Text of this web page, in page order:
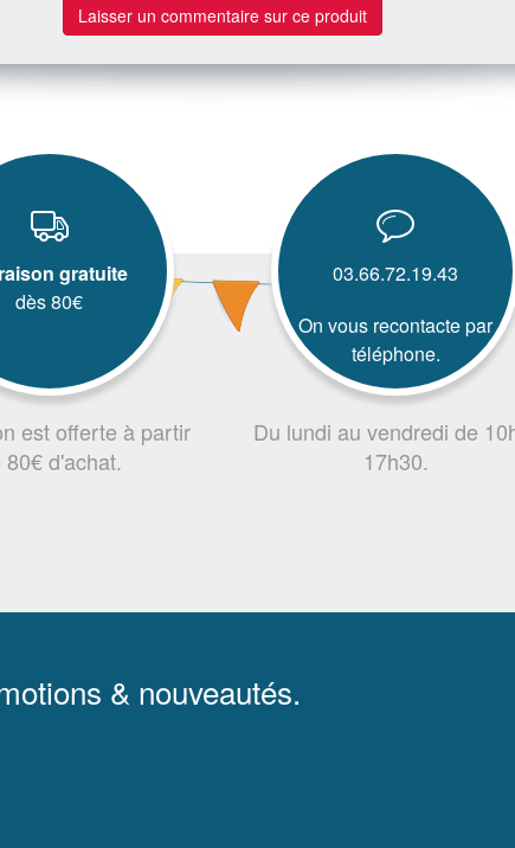
Laisser un commentaire sur ce produit
gratuite
dès 80€
est offerte à partir
80€ d'achat.
03.66.72.19.43
On vous recontacte par
téléphone.
Du lundi au vendredi de
17h30.
& nouveautés.